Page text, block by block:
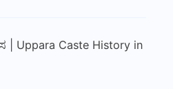
| Uppara Caste History in